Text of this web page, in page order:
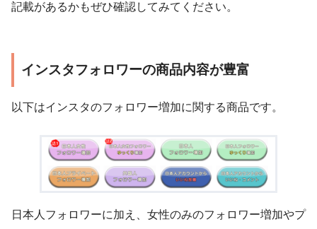
記載があるかもぜひ確認してみてください。
インスタフォロワーの商品内容が豊富
以下はインスタのフォロワー増加に関する商品です。
日本人フォロワーに加え、女性のみのフォロワー増加やプ